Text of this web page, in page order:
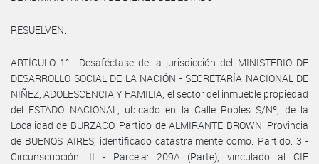
RESUELVEN:
ARTÍCULO 1°.- Desaféctase de la jurisdicción del MINISTERIO DE
DESARROLLO SOCIAL DE LA NACIÓN - SECRETARÍA NACIONAL DE
NIÑEZ, ADOLESCENCIA Y FAMILIA, el sector del inmueble propiedad
del ESTADO NACIONAL, ubicado en la Calle Robles S/Nº, de la
Localidad de BURZACO, Partido de ALMIRANTE BROWN, Provincia
de BUENOS AIRES, identificado catastralmente como: Partido: 3 -
Circunscripción: II - Parcela: 209A (Parte), vinculado al CIE